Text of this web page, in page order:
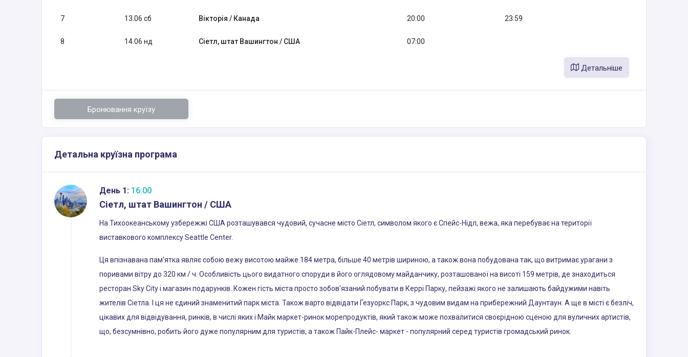
7 13.06 сб Вікторія / Канада 20:00 23:59
8 14.06 нд Сіетл, штат Вашингтон / США 07:00
Детальніше
Бронювання круїзу
Детальна круїзна програма
День 1: 16:00
Сіетл, штат Вашингтон / США
На Тихоокеанському узбережжі США розташувався чудовий, сучасне місто Сіетл, символом якого є Спейс-Нідл, вежа, яка перебуває на території
виставкового комплексу Seattle Center.
Ця впізнавана пам'ятка являє собою вежу висотою майже 184 метра, більше 40 метрів шириною, а також вона побудована так, що витримає урагани з
поривами вітру до 320 км / ч. Особливість цього видатного споруди в його оглядовому майданчику, розташованої на висоті 159 метрів, де знаходиться
ресторан Sky City і магазин подарунків. Кожен гість міста просто зобов'язаний побувати в Керрі Парку, пейзажі якого не залишають байдужими навіть
жителів Сіетла. І ця не єдиний знаменитий парк міста. Також варто відвідати Гезуоркс Парк, з чудовим видам на прибережний Даунтаун. А ще в місті є безліч,
цікавих для відвідування, ринків, в числі яких і Майк маркет-ринок морепродуктів, який також може похвалитися своєрідною сценою для вуличних артистів,
що, безсумнівно, робить його дуже популярним для туристів, а також Пайк-Плейс- маркет - популярний серед туристів громадський ринок.